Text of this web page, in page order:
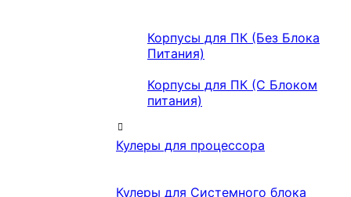
Корпусы для ПК (Без Блока
Питания)
Корпусы для ПК (С Блоком
питания)
Кулеры для процессора
Кулеры для Системного блока